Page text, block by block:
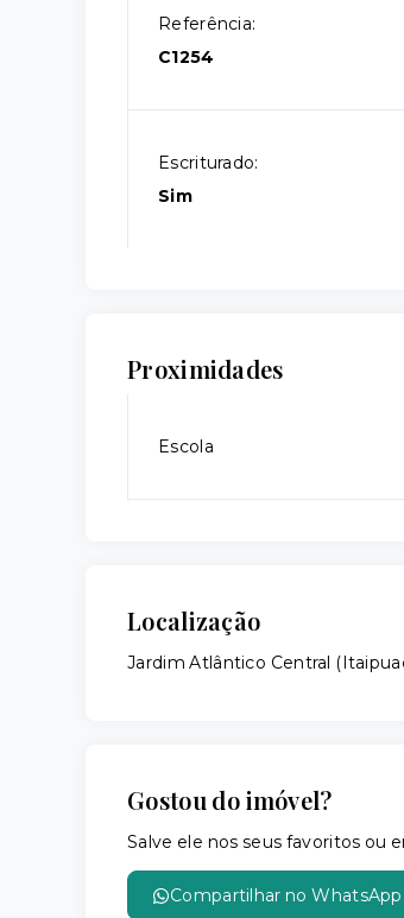
Referência:
C1254
Escriturado:
Sim
Proximidades
Escola
Localização
Jardim Atlântico Central
Gostou do imóvel?
Salve ele nos seus favoritos ou
Compartilhar no WhatsApp